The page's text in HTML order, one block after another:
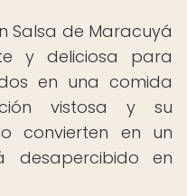
Salsa de Maracuyá
y deliciosa para
en una comida
vistosa y su
convierten en un
en